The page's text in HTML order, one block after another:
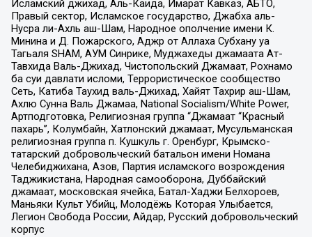
Исламский джихад, Аль-Каида, Имарат Кавказ, АБТО,
Правый сектор, Исламское государство, Джабха аль-
Нусра ли-Ахль аш-Шам, Народное ополчение имени К.
Минина и Д. Пожарского, Аджр от Аллаха Субхану уа
Тагьаля SHAM, АУМ Синрике, Муджахеды джамаата Ат-
Тавхида Валь-Джихад, Чистопольский Джамаат, Рохнамо
ба суи давлати исломи, Террористическое сообщество
Сеть, Катиба Таухид валь-Джихад, Хайят Тахрир аш-Шам,
Ахлю Сунна Валь Джамаа, National Socialism/White Power,
Артподготовка, Религиозная группа “Джамаат “Красный
пахарь”, Колумбайн, Хатлонский джамаат, Мусульманская
религиозная группа п. Кушкуль г. Оренбург, Крымско-
татарский добровольческий батальон имени Номана
Челебиджихана, Азов, Партия исламского возрождения
Таджикистана, Народная самооборона, Дуббайский
джамаат, московская ячейка, Батал-Хаджи Белхороев,
Маньяки Культ Убийц, Молодёжь Которая Улыбается,
Легион Свобода России, Айдар, Русский добровольческий
корпус